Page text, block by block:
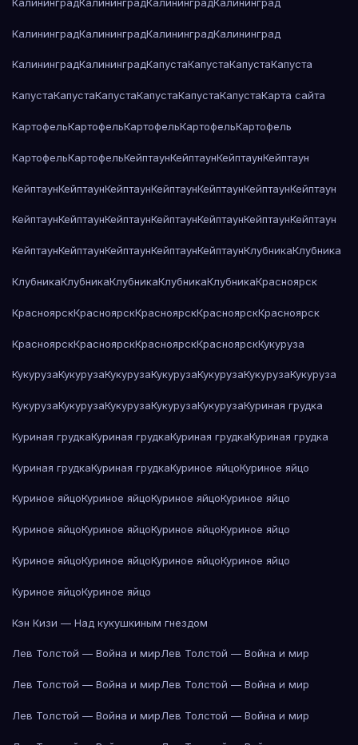
КалининградКалининградКалининградКалининград
КалининградКалининградКапустаКапустаКапустаКапуста
КапустаКапустаКапустаКапустаКапустаКапустаКарта сайта
КартофельКартофельКартофельКартофельКартофель
КартофельКартофельКейптаунКейптаунКейптаунКейптаун
КейптаунКейптаунКейптаунКейптаунКейптаунКейптаунКейптаун
КейптаунКейптаунКейптаунКейптаунКейптаунКейптаунКейптаун
КейптаунКейптаунКейптаунКейптаунКейптаунКлубникаКлубника
КлубникаКлубникаКлубникаКлубникаКлубникаКрасноярск
КрасноярскКрасноярскКрасноярскКрасноярскКрасноярск
КрасноярскКрасноярскКрасноярскКрасноярскКукуруза
КукурузаКукурузаКукурузаКукурузаКукурузаКукурузаКукуруза
КукурузаКукурузаКукурузаКукурузаКукурузаКуриная грудка
Куриная грудкаКуриная грудкаКуриная грудкаКуриная грудка
Куриная грудкаКуриная грудкаКуриное яйцоКуриное яйцо
Куриное яйцоКуриное яйцоКуриное яйцоКуриное яйцо
Куриное яйцоКуриное яйцоКуриное яйцоКуриное яйцо
Куриное яйцоКуриное яйцоКуриное яйцоКуриное яйцо
Куриное яйцоКуриное яйцо
Кэн Кизи — Над кукушкиным гнездом
Лев Толстой — Война и мирЛев Толстой — Война и мир
Лев Толстой — Война и мирЛев Толстой — Война и мир
Лев Толстой — Война и мирЛев Толстой — Война и мир